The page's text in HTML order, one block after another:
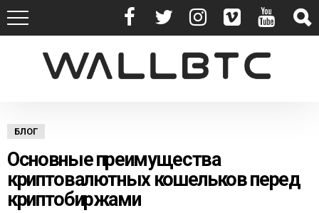
БЛОГ
Основные преимущества
криптовалютных кошельков перед
криптобиржами